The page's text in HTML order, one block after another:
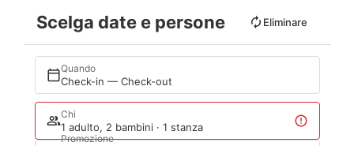
Scelga date e persone Eliminare
Quando
Check-in — Check-out
Chi
1 adulto, 2 bambini · 1 stanza
Promozione